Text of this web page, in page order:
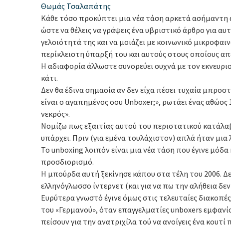
Θωμάς Τσαλαπάτης
Κάθε τόσο προκύπτει μια νέα τάση αρκετά ασήμαντη
ώστε να θέλεις να γράψεις ένα υβριστικό άρθρο για
γελοιότητά της και να μοιάζει με κοινωνικό
περίκλειστη ύπαρξή του και αυτούς στους οποίους
Η αδιαφορία άλλωστε συνορεύει συχνά με τον
κάτι.
Δεν θα έδινα σημασία αν δεν είχα πέσει τυχαία
είναι ο αγαπημένος σου Unboxer;», ρωτάει ένας
νεκρός».
Νομίζω πως εξαιτίας αυτού του περιστατικού
υπάρχει. Πριν (για εμένα τουλάχιστον) απλά ήταν
Το unboxing λοιπόν είναι μια νέα τάση που έγινε
προσδιορισμό.
Η μπούρδα αυτή ξεκίνησε κάπου στα τέλη του 2006.
ελληνόγλωσσο ίντερνετ (και για να πω την αλήθεια
Ευρύτερα γνωστό έγινε όμως στις τελευταίες
του «Γερμανού», όταν επαγγελματίες unboxers
πείσουν για την ανατριχίλα τού να ανοίγεις ένα